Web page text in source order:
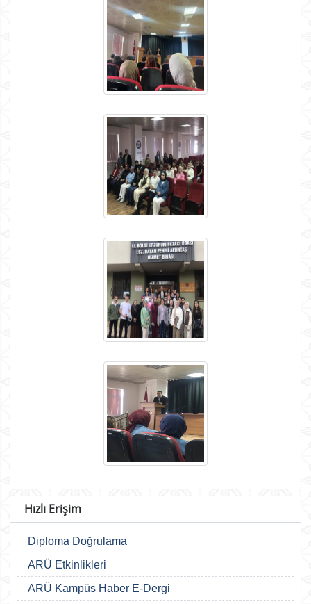
Hızlı Erişim
Diploma Doğrulama
ARÜ Etkinlikleri
ARÜ Kampüs Haber E-Dergi